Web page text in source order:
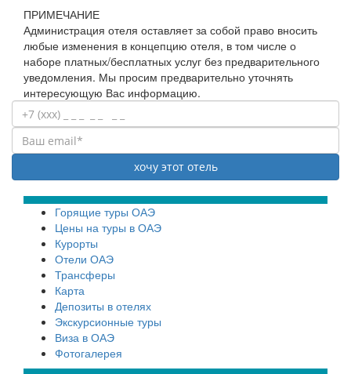
ПРИМЕЧАНИЕ
Администрация отеля оставляет за собой право вносить
любые изменения в концепцию отеля, в том числе о
наборе платных/бесплатных услуг без предварительного
уведомления. Мы просим предварительно уточнять
интересующую Вас информацию.
Горящие туры ОАЭ
Цены на туры в ОАЭ
Курорты
Отели ОАЭ
Трансферы
Карта
Депозиты в отелях
Экскурсионные туры
Виза в ОАЭ
Фотогалерея